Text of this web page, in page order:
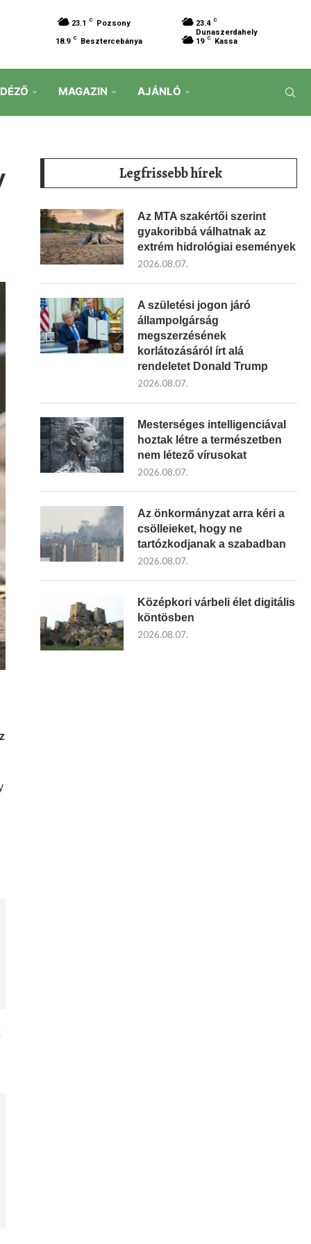
23.1 C Pozsony 23.4 C
Dunaszerdahely
18.9 C Besztercebánya 19 C Kassa
MAGAZIN AJÁNLÓ
Legfrissebb hírek
Az MTA szakértői szerint
gyakoribbá válhatnak az
extrém hidrológiai események
2026.08.07.
A születési jogon járó
állampolgárság
megszerzésének
korlátozásáról írt alá
rendeletet Donald Trump
2026.08.07.
Mesterséges intelligenciával
hoztak létre a természetben
nem létező vírusokat
2026.08.07.
Az önkormányzat arra kéri a
csölleieket, hogy ne
tartózkodjanak a szabadban
2026.08.07.
Középkori várbeli élet digitális
köntösben
2026.08.07.